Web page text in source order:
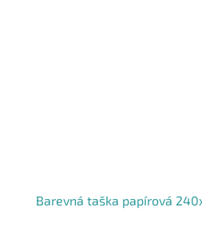
Barevná taška papírová